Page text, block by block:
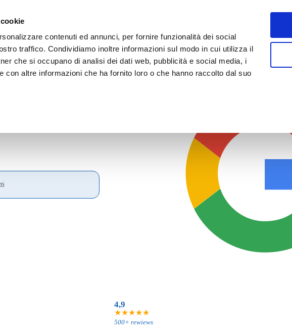
contenuti ed annunci, per fornire funzionalità dei social
traffico. Condividiamo inoltre informazioni sul modo in cui utilizza il
che si occupano di analisi dei dati web, pubblicità e social media, i
con altre informazioni che ha fornito loro o che hanno raccolto dal suo
Search
4,9
★★★★★
500+ rewiews